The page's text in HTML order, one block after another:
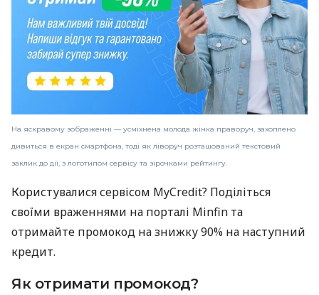
На яскравому зображенні — усміхнена молода жінка праворуч, захоплено
дивиться в екран смартфона, тоді як ліворуч розташований текстовий
заклик до дії, з логотипом сервісу та зірочками рейтингу.
Користувалися сервісом MyCredit? Поділіться
своїми враженнями на порталі Minfin та
отримайте промокод на знижку 90% на наступний
кредит.
Як отримати промокод?